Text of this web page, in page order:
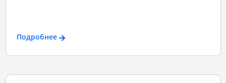
Подробнее